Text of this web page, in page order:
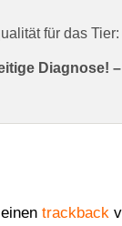
für das Tier:
Diagnose! –
trackback